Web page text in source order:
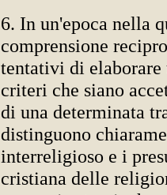
6. In un'epoca nella
comprensione
tentativi di
criteri che siano
di una determinata
distinguono
interreligioso e i
cristiana delle